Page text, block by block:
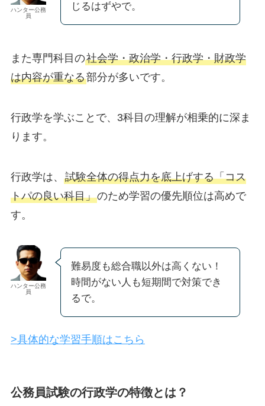
ハンター公務
員
じるはずやで。
また専門科目の社会学・政治学・行政学・財政学
は内容が重なる部分が多いです。
行政学を学ぶことで、3科目の理解が相乗的に深ま
ります。
行政学は、 試験全体の得点力を底上げする「コス
トパの良い科目」のため学習の優先順位は高めで
す。
ハンター公務
員
難易度も総合職以外は高くない！
時間がない人も短期間で対策でき
るで。
>具体的な学習手順はこちら
公務員試験の行政学の特徴とは？